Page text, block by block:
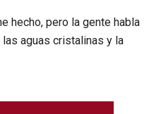
hecho, pero la gente habla
aguas cristalinas y la